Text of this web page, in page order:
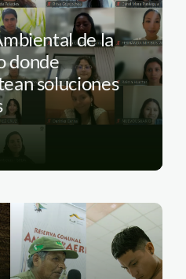
de la
donde
soluciones